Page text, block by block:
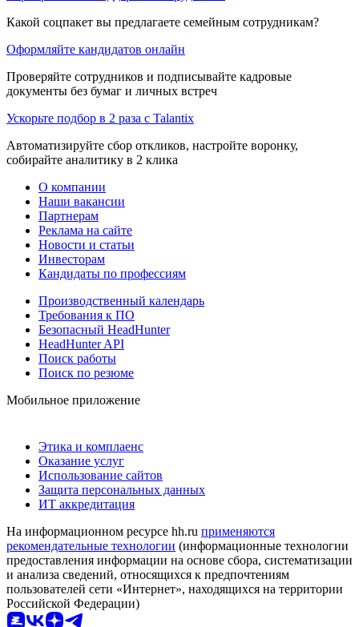
Какой соцпакет вы предлагаете семейным сотрудникам?
Оформляйте кандидатов онлайн
Проверяйте сотрудников и подписывайте кадровые
документы без бумаг и личных встреч
Ускорьте подбор в 2 раза с Talantix
Автоматизируйте сбор откликов, настройте воронку,
собирайте аналитику в 2 клика
О компании
Наши вакансии
Партнерам
Реклама на сайте
Новости и статьи
Инвесторам
Кандидаты по профессиям
Производственный календарь
Требования к ПО
Безопасный HeadHunter
HeadHunter API
Поиск работы
Поиск по резюме
Мобильное приложение
Этика и комплаенс
Оказание услуг
Использование сайтов
Защита персональных данных
ИТ аккредитация
На информационном ресурсе hh.ru применяются
рекомендательные технологии (информационные технологии
предоставления информации на основе сбора, систематизации
и анализа сведений, относящихся к предпочтениям
пользователей сети «Интернет», находящихся на территории
Российской Федерации)